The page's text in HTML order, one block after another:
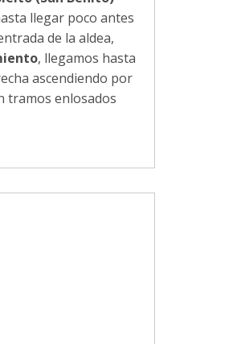
llegar poco antes
de la aldea,
, llegamos hasta
ascendiendo por
tramos enlosados